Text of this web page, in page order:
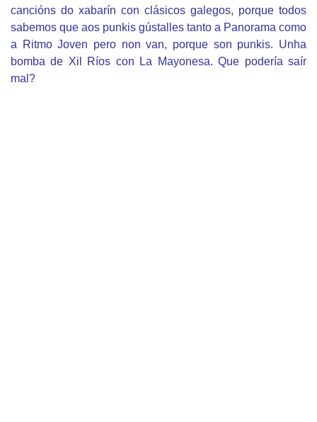
cancións do xabarín con clásicos galegos, porque todos
sabemos que aos punkis gústalles tanto a Panorama como
a Ritmo Joven pero non van, porque son punkis. Unha
bomba de Xil Ríos con La Mayonesa. Que podería saír
mal?